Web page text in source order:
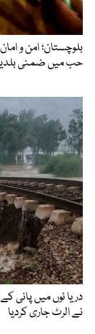
بلوچستان؛ امن و
حب میں ضمنی
دریا ئوں میں پانی
نے الرٹ جاری کردیا